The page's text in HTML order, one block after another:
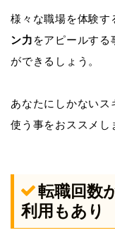
様々な職場を体験す
ン力 をアピールする
ができるしょう。
あなたにしかないス
使う事をおススメし
転職回数
利用もあり